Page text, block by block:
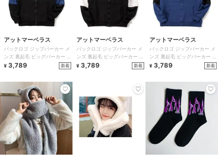
アットマーベラス
バックロゴ ジップパーカー メ
ンズ 裏起毛 ビッグパーカー ス
トリート フード付き 大きいサ
¥ 3,789 新着
アットマーベラス
バックロゴ ジップパーカー メ
ンズ 裏起毛 ビッグパーカー ス
トリート フード付き 大きいサ
¥ 3,789 新着
アットマーベラス
バックロゴ ジップパーカー メ
ンズ 裏起毛 ビッグパーカー ス
トリート フード付き 大きいサ
¥ 3,789 新着